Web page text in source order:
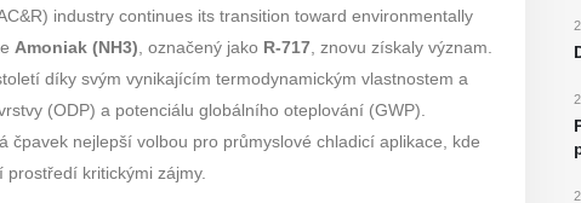
industry continues its transition toward environmentally
Amoniak (NH3) , označený jako R-717 , znovu získaly význam.
díky svým vynikajícím termodynamickým vlastnostem a
(ODP) a potenciálu globálního oteplování (GWP).
čpavek nejlepší volbou pro průmyslové chladicí aplikace, kde
kritickými zájmy.